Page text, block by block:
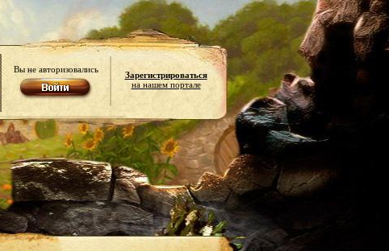
Вы не авторизовались
Зарегистрироваться
на нашем портале